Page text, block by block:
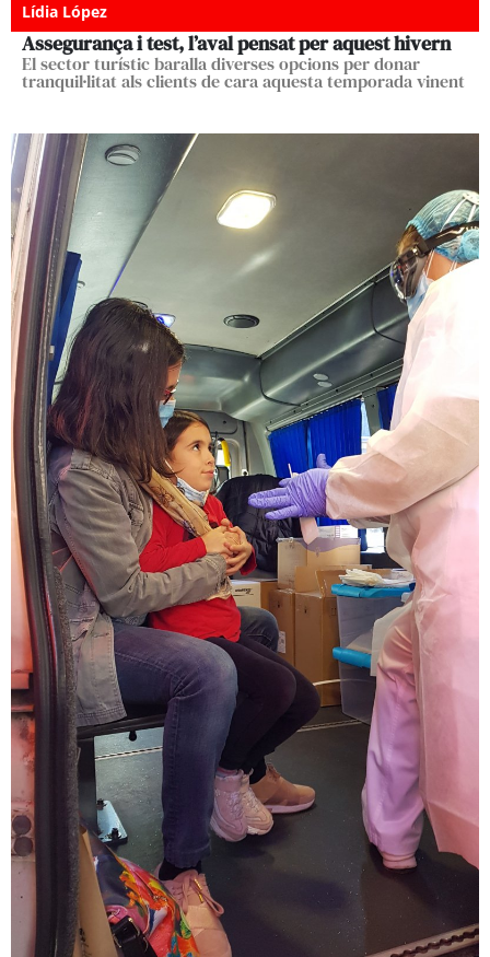
Lídia López
Assegurança i test, l’aval pensat per aquest hivern
El sector turístic baralla diverses opcions per donar
tranquil·litat als clients de cara aquesta temporada vinent